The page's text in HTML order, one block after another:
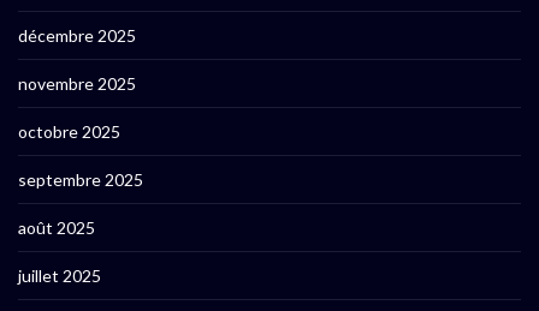
décembre 2025
novembre 2025
octobre 2025
septembre 2025
août 2025
juillet 2025